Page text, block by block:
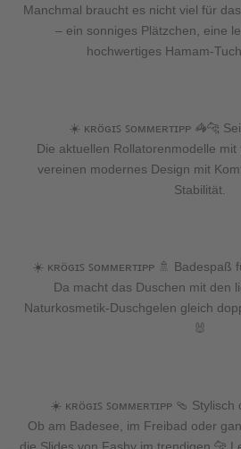
Manchmal braucht es nicht viel für
– ein sonniges Plätzchen, eine
hochwertiges Hamam-
☀️ ᴋʀöɢɪꜱ ꜱᴏᴍᴍᴇʀᴛɪᴘᴘ 🦓🐆
Die aktuellen Rollatorenmodelle
vereinen modernes Design mit
Stabilität.
☀️ ᴋʀöɢɪꜱ ꜱᴏᴍᴍᴇʀᴛɪᴘᴘ 🚿 Badespaß
Da macht das Duschen mit den
Naturkosmetik-Duschgelen gleich
🐰
☀️ ᴋʀöɢɪꜱ ꜱᴏᴍᴍᴇʀᴛɪᴘᴘ 🩴
Ob am Badesee, im Freibad oder